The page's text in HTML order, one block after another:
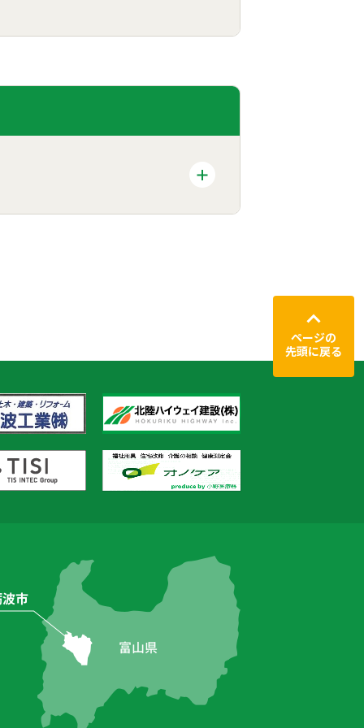
ページの
先頭に戻る